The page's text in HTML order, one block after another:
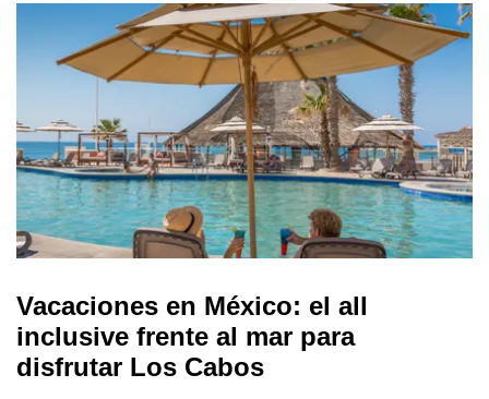
Vacaciones en México: el all
inclusive frente al mar para
disfrutar Los Cabos